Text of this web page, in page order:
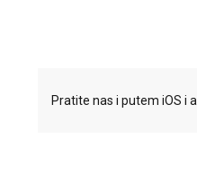
Pratite nas i putem iOS i